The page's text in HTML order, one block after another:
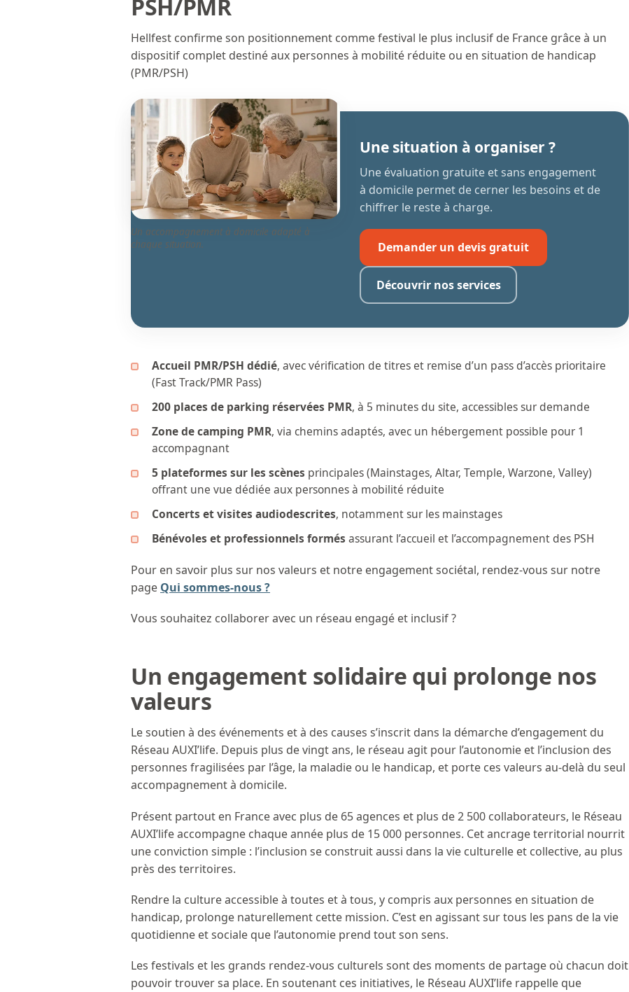
PSH/PMR
Hellfest confirme son positionnement comme festival le plus inclusif de France grâce à un
dispositif complet destiné aux personnes à mobilité réduite ou en situation de handicap
(PMR/PSH)
Un accompagnement à domicile adapté à
chaque situation.
Une situation à organiser ?
Une évaluation gratuite et sans engagement
à domicile permet de cerner les besoins et de
chiffrer le reste à charge.
Demander un devis gratuit
Découvrir nos services
Accueil PMR/PSH dédié, avec vérification de titres et remise d’un pass d’accès prioritaire
(Fast Track/PMR Pass)
200 places de parking réservées PMR, à 5 minutes du site, accessibles sur demande
Zone de camping PMR, via chemins adaptés, avec un hébergement possible pour 1
accompagnant
5 plateformes sur les scènes principales (Mainstages, Altar, Temple, Warzone, Valley)
offrant une vue dédiée aux personnes à mobilité réduite
Concerts et visites audiodescrites, notamment sur les mainstages
Bénévoles et professionnels formés assurant l’accueil et l’accompagnement des PSH
Pour en savoir plus sur nos valeurs et notre engagement sociétal, rendez-vous sur notre
page Qui sommes-nous ?
Vous souhaitez collaborer avec un réseau engagé et inclusif ?
Un engagement solidaire qui prolonge nos
valeurs
Le soutien à des événements et à des causes s’inscrit dans la démarche d’engagement du
Réseau AUXI’life. Depuis plus de vingt ans, le réseau agit pour l’autonomie et l’inclusion des
personnes fragilisées par l’âge, la maladie ou le handicap, et porte ces valeurs au-delà du seul
accompagnement à domicile.
Présent partout en France avec plus de 65 agences et plus de 2 500 collaborateurs, le Réseau
AUXI’life accompagne chaque année plus de 15 000 personnes. Cet ancrage territorial nourrit
une conviction simple : l’inclusion se construit aussi dans la vie culturelle et collective, au plus
près des territoires.
Rendre la culture accessible à toutes et à tous, y compris aux personnes en situation de
handicap, prolonge naturellement cette mission. C’est en agissant sur tous les pans de la vie
quotidienne et sociale que l’autonomie prend tout son sens.
Les festivals et les grands rendez-vous culturels sont des moments de partage où chacun doit
pouvoir trouver sa place. En soutenant ces initiatives, le Réseau AUXI’life rappelle que